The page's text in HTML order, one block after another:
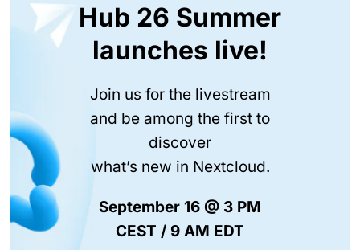
Hub 26 Summer
launches live!
Join us for the livestream
and be among the first to
discover
what’s new in Nextcloud.
September 16 @ 3 PM
CEST / 9 AM EDT